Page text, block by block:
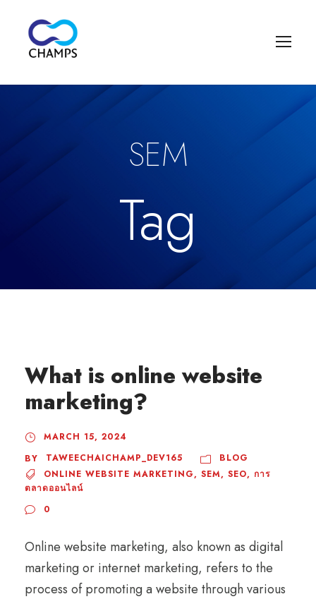
SEM
Tag
What is online website
marketing?
MARCH 15, 2024
BY
TAWEECHAICHAMP_DEV165
BLOG
ONLINE WEBSITE MARKETING, SEM, SEO, การ
ตลาดออนไลน์
0
Online website marketing, also known as digital
marketing or internet marketing, refers to the
process of promoting a website through various